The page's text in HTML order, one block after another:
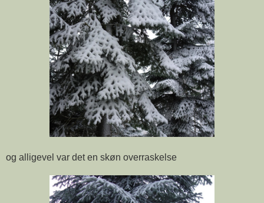
og alligevel var det en skøn overraskelse